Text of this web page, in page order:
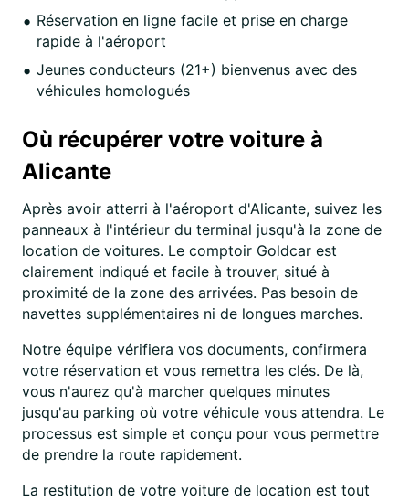
Réservation en ligne facile et prise en charge
rapide à l'aéroport
Jeunes conducteurs (21+) bienvenus avec des
véhicules homologués
Où récupérer votre voiture à
Alicante
Après avoir atterri à l'aéroport d'Alicante, suivez les
panneaux à l'intérieur du terminal jusqu'à la zone de
location de voitures. Le comptoir Goldcar est
clairement indiqué et facile à trouver, situé à
proximité de la zone des arrivées. Pas besoin de
navettes supplémentaires ni de longues marches.
Notre équipe vérifiera vos documents, confirmera
votre réservation et vous remettra les clés. De là,
vous n'aurez qu'à marcher quelques minutes
jusqu'au parking où votre véhicule vous attendra. Le
processus est simple et conçu pour vous permettre
de prendre la route rapidement.
La restitution de votre voiture de location est tout